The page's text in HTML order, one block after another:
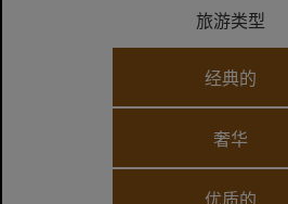
旅游类型
经典的
奢华
优质的